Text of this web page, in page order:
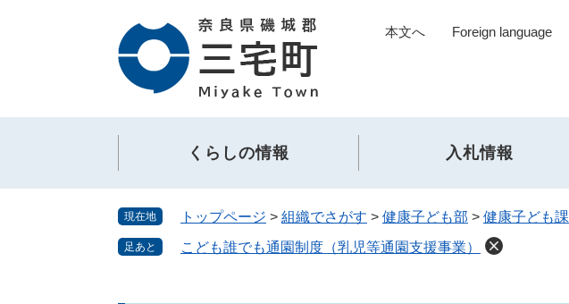
頭
飛
本文へ Foreign language
くらしの情報 入札情報
現在地 トップページ > 組織でさがす > 健康子ども部 > 健康子ども課
足あと こども誰でも通園制度（乳児等通園支援事業）